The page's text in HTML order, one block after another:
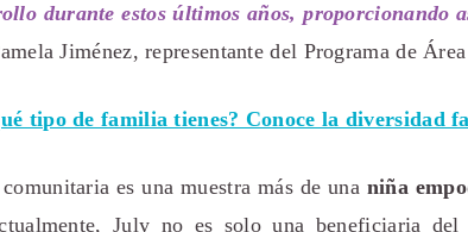
durante estos últimos años, proporcionando
Jiménez, representante del Programa de
tipo de familia tienes? Conoce la diversidad
es una muestra más de una niña
July no es solo una beneficiaria del